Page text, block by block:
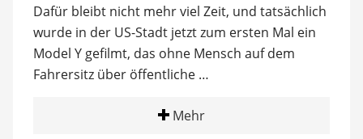
Dafür bleibt nicht mehr viel Zeit, und tatsächlich
wurde in der US-Stadt jetzt zum ersten Mal ein
Model Y gefilmt, das ohne Mensch auf dem
Fahrersitz über öffentliche …
Mehr